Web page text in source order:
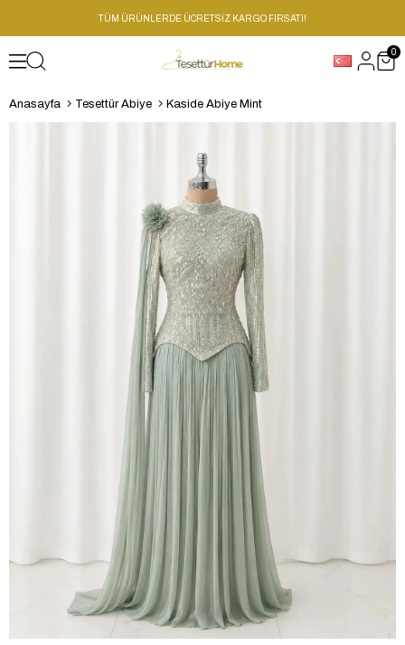
TÜM ÜRÜNLERDE ÜCRETSİZ KARGO FIRSATI!
0
Anasayfa Tesettür Abiye Kaside Abiye Mint